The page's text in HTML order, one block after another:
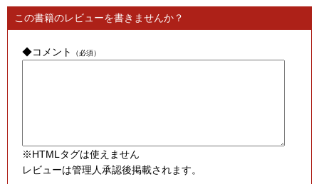
この書籍のレビューを書きませんか？
◆コメント （必須）
※HTMLタグは使えません
レビューは管理人承認後掲載されます。